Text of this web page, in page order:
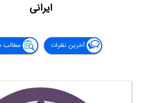
ایرانی
آخرین نظرات مطالب